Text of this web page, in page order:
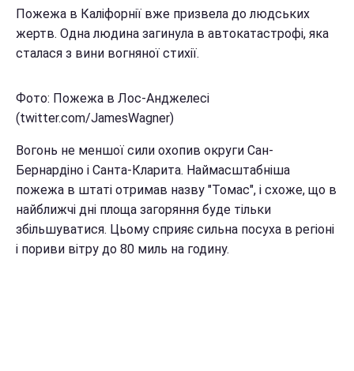
Пожежа в Каліфорнії вже призвела до людських
жертв. Одна людина загинула в автокатастрофі, яка
сталася з вини вогняної стихії.
Фото: Пожежа в Лос-Анджелесі
(twitter.com/JamesWagner)
Вогонь не меншої сили охопив округи Сан-
Бернардіно і Санта-Кларита. Наймасштабніша
пожежа в штаті отримав назву "Томас", і схоже, що в
найближчі дні площа загоряння буде тільки
збільшуватися. Цьому сприяє сильна посуха в регіоні
і пориви вітру до 80 миль на годину.